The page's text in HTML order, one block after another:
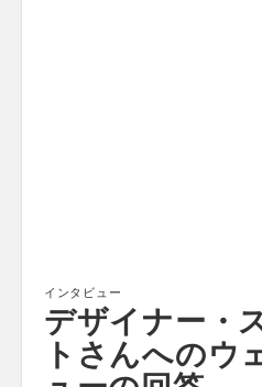
インタビュー
デザイナー・
トさんへのウ